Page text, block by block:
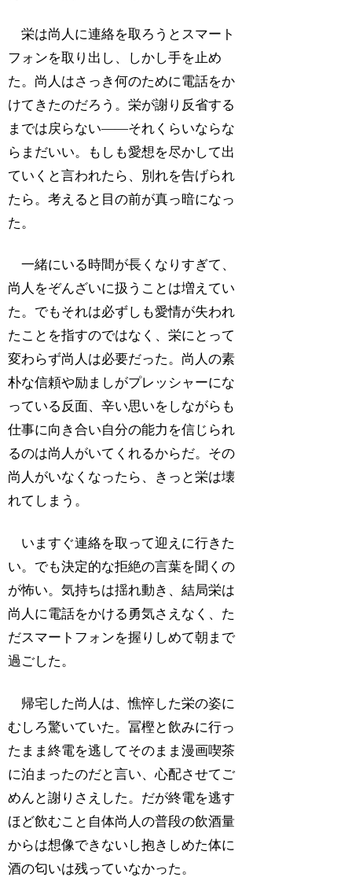
栄は尚人に連絡を取ろうとスマート
フォンを取り出し、しかし手を止め
た。尚人はさっき何のために電話をか
けてきたのだろう。栄が謝り反省する
までは戻らない――それくらいならな
らまだいい。もしも愛想を尽かして出
ていくと言われたら、別れを告げられ
たら。考えると目の前が真っ暗になっ
た。
一緒にいる時間が長くなりすぎて、
尚人をぞんざいに扱うことは増えてい
た。でもそれは必ずしも愛情が失われ
たことを指すのではなく、栄にとって
変わらず尚人は必要だった。尚人の素
朴な信頼や励ましがプレッシャーにな
っている反面、辛い思いをしながらも
仕事に向き合い自分の能力を信じられ
るのは尚人がいてくれるからだ。その
尚人がいなくなったら、きっと栄は壊
れてしまう。
いますぐ連絡を取って迎えに行きた
い。でも決定的な拒絶の言葉を聞くの
が怖い。気持ちは揺れ動き、結局栄は
尚人に電話をかける勇気さえなく、た
だスマートフォンを握りしめて朝まで
過ごした。
帰宅した尚人は、憔悴した栄の姿に
むしろ驚いていた。冨樫と飲みに行っ
たまま終電を逃してそのまま漫画喫茶
に泊まったのだと言い、心配させてご
めんと謝りさえした。だが終電を逃す
ほど飲むこと自体尚人の普段の飲酒量
からは想像できないし抱きしめた体に
酒の匂いは残っていなかった。